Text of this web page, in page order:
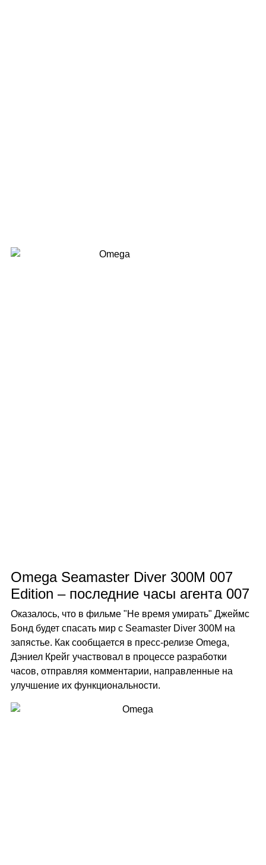
Omega Seamaster Diver 300M 007
Edition – последние часы агента 007
Оказалось, что в фильме "Не время умирать" Джеймс
Бонд будет спасать мир с Seamaster Diver 300M на
запястье. Как сообщается в пресс-релизе Omega,
Дэниел Крейг участвовал в процессе разработки
часов, отправляя комментарии, направленные на
улучшение их функциональности.